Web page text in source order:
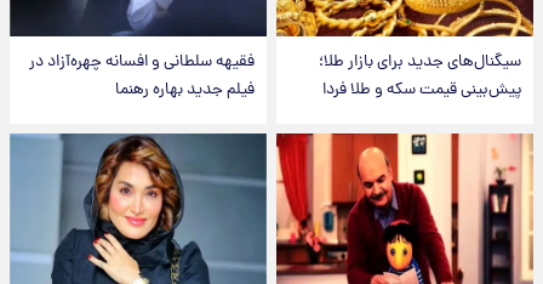
سیگنال‌های جدید برای بازار طلا؛
پیش‌بینی قیمت سکه و طلا فردا
فقیهه سلطانی و افسانه چهره‌آزاد در
فیلم جدید بهاره رهنما